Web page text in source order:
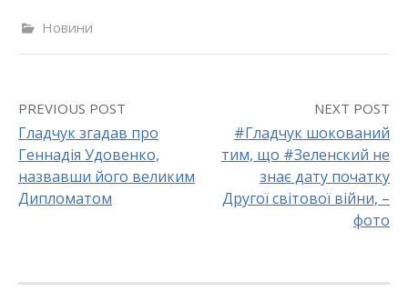
Новини
P
o
t
PREVIOUS POST
Гладчук згадав про
Геннадія Удовенко,
назвавши його великим
Дипломатом
NEXT POST
#Гладчук шокований
тим, що #Зеленский не
знає дату початку
Другої світової війни, –
фото